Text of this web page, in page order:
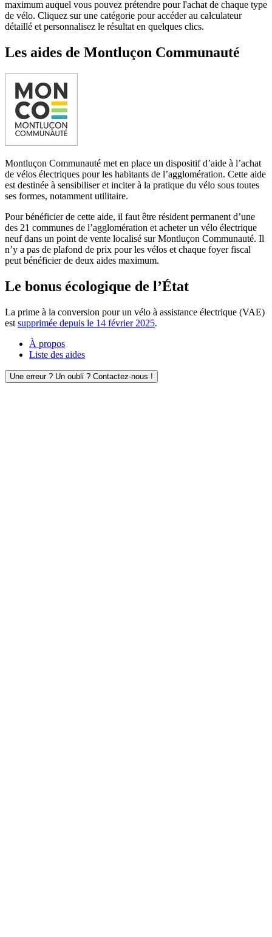
maximum auquel vous pouvez prétendre pour l'achat de chaque type
de vélo. Cliquez sur une catégorie pour accéder au calculateur
détaillé et personnalisez le résultat en quelques clics.
Les aides de Montluçon Communauté
Montluçon Communauté met en place un dispositif d’aide à l’achat
de vélos électriques pour les habitants de l’agglomération. Cette aide
est destinée à sensibiliser et inciter à la pratique du vélo sous toutes
ses formes, notamment utilitaire.
Pour bénéficier de cette aide, il faut être résident permanent d’une
des 21 communes de l’agglomération et acheter un vélo électrique
neuf dans un point de vente localisé sur Montluçon Communauté. Il
n’y a pas de plafond de prix pour les vélos et chaque foyer fiscal
peut bénéficier de deux aides maximum.
Le bonus écologique de l’État
La prime à la conversion pour un vélo à assistance électrique (VAE)
est supprimée depuis le 14 février 2025.
À propos
Liste des aides
Une erreur ? Un oubli ? Contactez-nous !